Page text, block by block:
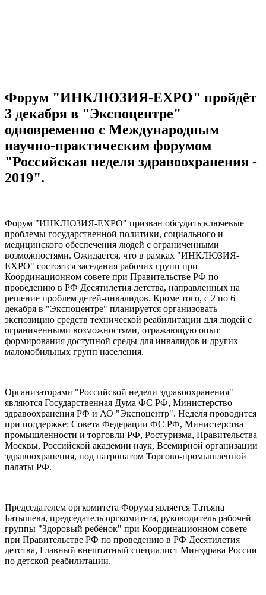
Форум "ИНКЛЮЗИЯ-ЕХРО" пройдёт
3 декабря в "Экспоцентре"
одновременно с Международным
научно-практическим форумом
"Российская неделя здравоохранения -
2019".
Форум "ИНКЛЮЗИЯ-ЕХРО" призван обсудить ключевые
проблемы государственной политики, социального и
медицинского обеспечения людей с ограниченными
возможностями. Ожидается, что в рамках "ИНКЛЮЗИЯ-
ЕХРО" состоятся заседания рабочих групп при
Координационном совете при Правительстве РФ по
проведению в РФ Десятилетия детства, направленных на
решение проблем детей-инвалидов. Кроме того, с 2 по 6
декабря в "Экспоцентре" планируется организовать
экспозицию средств технической реабилитации для людей с
ограниченными возможностями, отражающую опыт
формирования доступной среды для инвалидов и других
маломобильных групп населения.
Организаторами "Российской недели здравоохранения"
являются Государственная Дума ФС РФ, Министерство
здравоохранения РФ и АО "Экспоцентр". Неделя проводится
при поддержке: Совета Федерации ФС РФ, Министерства
промышленности и торговли РФ, Ростуризма, Правительства
Москвы, Российской академии наук, Всемирной организации
здравоохранения, под патронатом Торгово-промышленной
палаты РФ.
Председателем оргкомитета Форума является Татьяна
Батышева, председатель оргкомитета, руководитель рабочей
группы "Здоровый ребёнок" при Координационном совете
при Правительстве РФ по проведению в РФ Десятилетия
детства, Главный внештатный специалист Минздрава России
по детской реабилитации.